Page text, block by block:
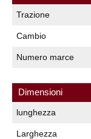
Trazione
Cambio
Numero marce
Dimensioni
lunghezza
Larghezza